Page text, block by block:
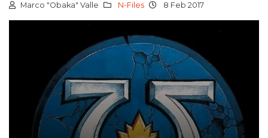
Marco "Obaka" Valle N-Files 8 Feb 2017